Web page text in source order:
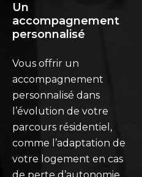
Un
accompagnement
personnalisé
Vous offrir un
accompagnement
personnalisé dans
l’évolution de votre
parcours résidentiel,
comme l’adaptation de
votre logement en cas